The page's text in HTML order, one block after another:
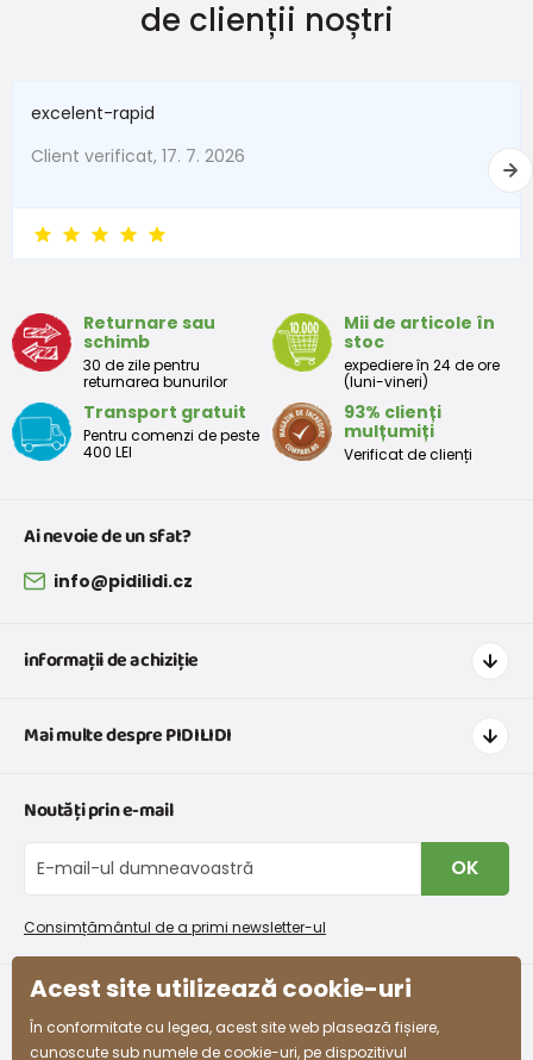
de clienții noștri
excelent-rapid
Client verificat, 17. 7. 2026
Returnare sau
schimb
30 de zile pentru
returnarea bunurilor
Mii de articole în
stoc
expediere în 24 de ore
(luni-vineri)
Transport gratuit
Pentru comenzi de peste
400 LEI
93% clienți
mulțumiți
Verificat de clienți
Ai nevoie de un sfat?
info@pidilidi.cz
informații de achiziție
Transport și plată
Retururi și reclamații
Schimb sau returnare gratuită
Procedura de reclamații
Mai multe despre PIDILIDI
Despre noi
Blog
Program de afiliere
Colectarea bunurilor
Noutăți prin e-mail
OK
Consimțământul de a primi newsletter-ul
Acest site utilizează cookie-uri
În conformitate cu legea, acest site web plasează fișiere,
cunoscute sub numele de cookie-uri, pe dispozitivul